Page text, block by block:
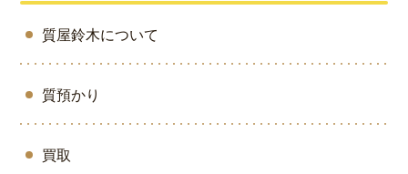
質屋鈴木について
質預かり
買取